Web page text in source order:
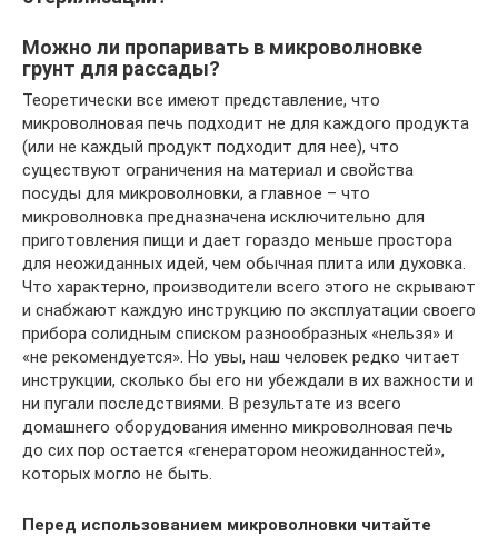
Можно ли пропаривать в микроволновке
грунт для рассады?
Теоретически все имеют представление, что
микроволновая печь подходит не для каждого продукта
(или не каждый продукт подходит для нее), что
существуют ограничения на материал и свойства
посуды для микроволновки, а главное – что
микроволновка предназначена исключительно для
приготовления пищи и дает гораздо меньше простора
для неожиданных идей, чем обычная плита или духовка.
Что характерно, производители всего этого не скрывают
и снабжают каждую инструкцию по эксплуатации своего
прибора солидным списком разнообразных «нельзя» и
«не рекомендуется». Но увы, наш человек редко читает
инструкции, сколько бы его ни убеждали в их важности и
ни пугали последствиями. В результате из всего
домашнего оборудования именно микроволновая печь
до сих пор остается «генератором неожиданностей»,
которых могло не быть.
Перед использованием микроволновки читайте